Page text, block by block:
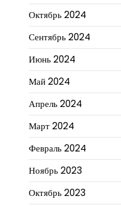
Октябрь 2024
Сентябрь 2024
Июнь 2024
Май 2024
Апрель 2024
Март 2024
Февраль 2024
Ноябрь 2023
Октябрь 2023